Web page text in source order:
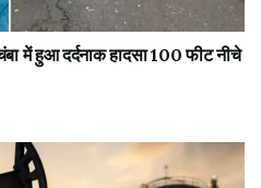
हुआ दर्दनाक हादसा 100 फीट नीचे